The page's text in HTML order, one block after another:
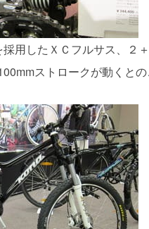
用したＸＣフルサス、２
ストロークが動くとの